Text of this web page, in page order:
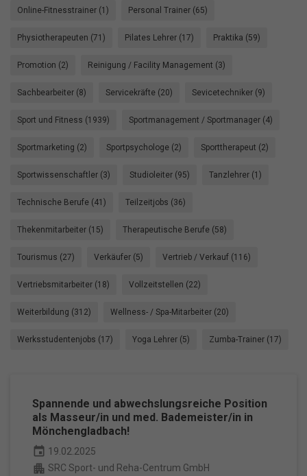
Online-Fitnesstrainer (1) Personal Trainer (65)
Physiotherapeuten (71) Pilates Lehrer (17) Praktika (59)
Promotion (2) Reinigung / Facility Management (3)
Sachbearbeiter (8) Servicekräfte (20) Sevicetechniker (9)
Sport und Fitness (1939) Sportmanagement / Sportmanager (4)
Sportmarketing (2) Sportpsychologe (2) Sporttherapeut (2)
Sportwissenschaftler (3) Studioleiter (95) Tanzlehrer (1)
Technische Berufe (41) Teilzeitjobs (36)
Thekenmitarbeiter (15) Therapeutische Berufe (58)
Tourismus (27) Verkäufer (5) Vertrieb / Verkauf (116)
Vertriebsmitarbeiter (18) Vollzeitstellen (22)
Weiterbildung (312) Wellness- / Spa-Mitarbeiter (20)
Werksstudentenjobs (17) Yoga Lehrer (5) Zumba-Trainer (17)
Spannende und abwechslungsreiche Position
als Masseur/in und med. Bademeister/in in
Mönchengladbach!
event 19.02.2025
apartment SRC Sport- und Reha-Centrum GmbH